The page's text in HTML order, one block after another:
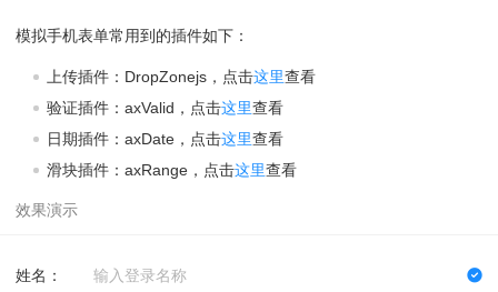
模拟手机表单常用到的插件如下：
上传插件：DropZonejs，点击这里查看
验证插件：axValid，点击这里查看
日期插件：axDate，点击这里查看
滑块插件：axRange，点击这里查看
姓名：